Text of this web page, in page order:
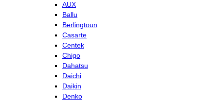
AUX
Ballu
Berlingtoun
Casarte
Centek
Chigo
Dahatsu
Daichi
Daikin
Denko